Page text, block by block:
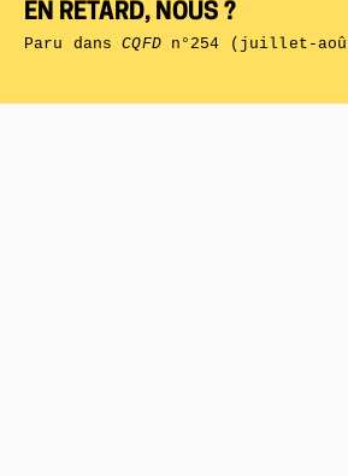
EN RETARD, NOUS ?
Paru dansCQFDn°254 (juillet-